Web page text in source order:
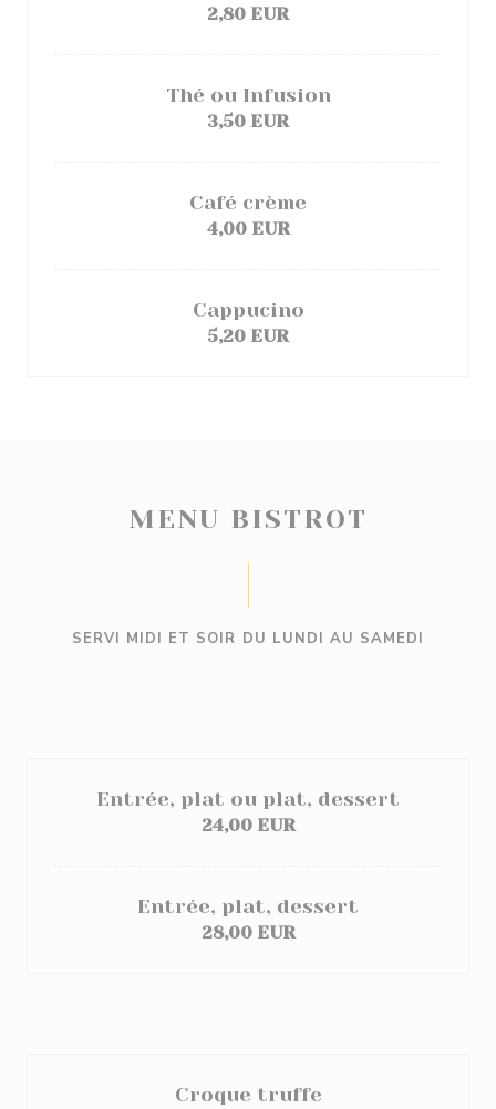
2,80 EUR
Thé ou Infusion
3,50 EUR
Café crème
4,00 EUR
Cappucino
5,20 EUR
MENU BISTROT
SERVI MIDI ET SOIR DU LUNDI AU SAMEDI
Entrée, plat ou plat, dessert
24,00 EUR
Entrée, plat, dessert
28,00 EUR
Croque truffe